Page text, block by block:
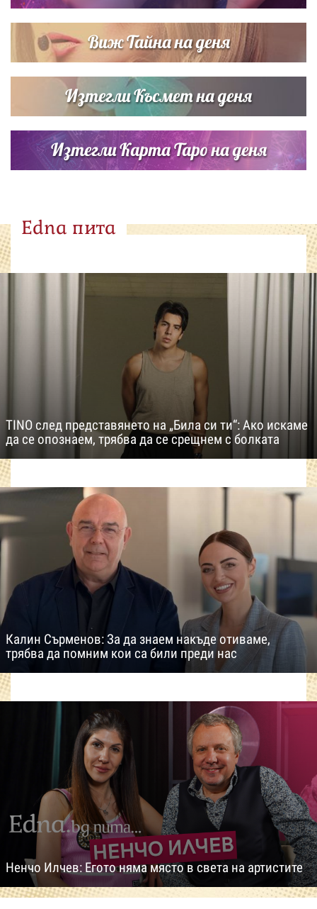
Виж Тайна на деня
Изтегли Късмет на деня
Изтегли Карта Таро на деня
Edna пита
TINO след представянето на „Била си ти“: Ако искаме
да се опознаем, трябва да се срещнем с болката
Калин Сърменов: За да знаем накъде отиваме,
трябва да помним кои са били преди нас
Ненчо Илчев: Егото няма място в света на артистите